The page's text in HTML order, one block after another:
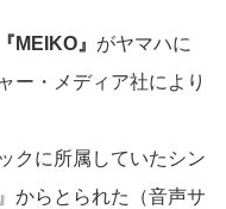
MEIKO』 がヤマハに
ー・メディア社により
クに所属していたシン
からとられた（音声サ